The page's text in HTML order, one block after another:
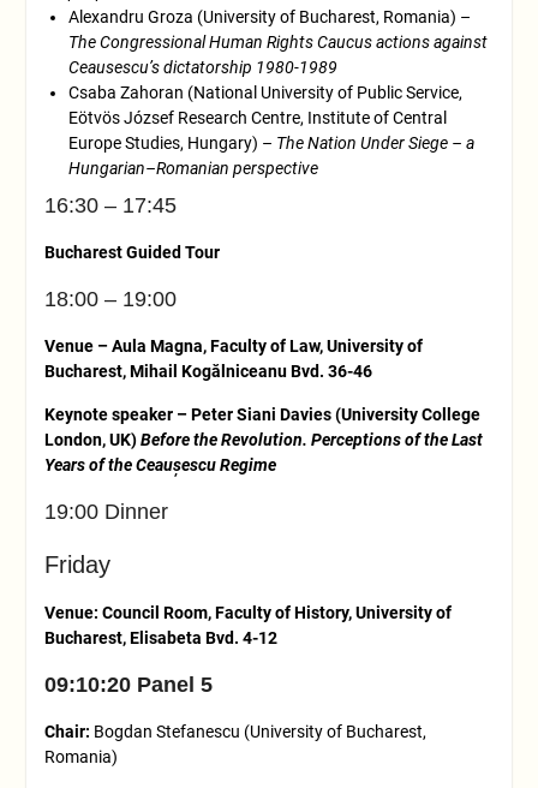
Alexandru Groza (University of Bucharest, Romania) –
The Congressional Human Rights Caucus actions against
Ceausescu’s dictatorship 1980-1989
Csaba Zahoran (National University of Public Service,
Eötvös József Research Centre, Institute of Central
Europe Studies, Hungary) – The Nation Under Siege – a
Hungarian–Romanian perspective
16:30 – 17:45
Bucharest Guided Tour
18:00 – 19:00
Venue – Aula Magna, Faculty of Law, University of
Bucharest, Mihail Kogălniceanu Bvd. 36-46
Keynote speaker – Peter Siani Davies (University College
London, UK)Before the Revolution. Perceptions of the Last
Years of the Ceaușescu Regime
19:00 Dinner
Friday
Venue: Council Room, Faculty of History, University of
Bucharest, Elisabeta Bvd. 4-12
09:10:20 Panel 5
Chair: Bogdan Stefanescu (University of Bucharest,
Romania)